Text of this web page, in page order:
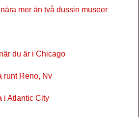
mer än två dussin museer
du är i Chicago
runt Reno, Nv
i Atlantic City